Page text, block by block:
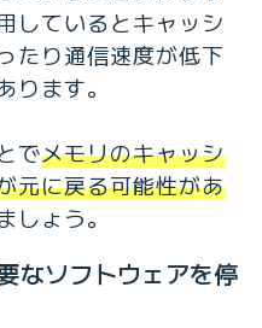
しているとキャッシ
たり通信速度が低下
ります。
でメモリのキャッシ
元に戻る可能性があ
しょう。
なソフトウェアを停